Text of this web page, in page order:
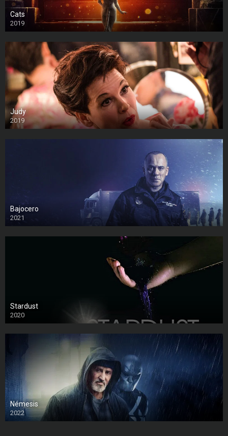
Cats
2019
Judy
2019
Bajocero
2021
Stardust
2020
Némesis
2022